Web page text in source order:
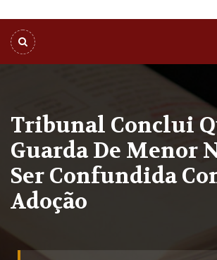
Tribunal Conclui
Guarda De Menor
Ser Confundida
Adoção